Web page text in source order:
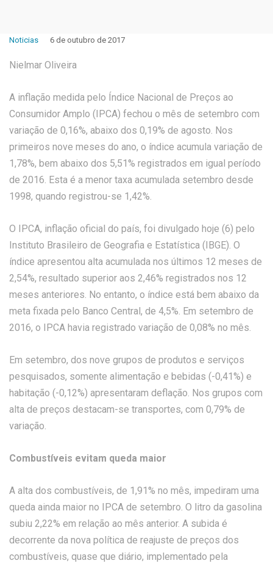
Noticias 6 de outubro de 2017
Nielmar Oliveira
A inflação medida pelo Índice Nacional de Preços ao
Consumidor Amplo (IPCA) fechou o mês de setembro com
variação de 0,16%, abaixo dos 0,19% de agosto. Nos
primeiros nove meses do ano, o índice acumula variação de
1,78%, bem abaixo dos 5,51% registrados em igual período
de 2016. Esta é a menor taxa acumulada setembro desde
1998, quando registrou-se 1,42%.
O IPCA, inflação oficial do país, foi divulgado hoje (6) pelo
Instituto Brasileiro de Geografia e Estatística (IBGE). O
índice apresentou alta acumulada nos últimos 12 meses de
2,54%, resultado superior aos 2,46% registrados nos 12
meses anteriores. No entanto, o índice está bem abaixo da
meta fixada pelo Banco Central, de 4,5%. Em setembro de
2016, o IPCA havia registrado variação de 0,08% no mês.
Em setembro, dos nove grupos de produtos e serviços
pesquisados, somente alimentação e bebidas (-0,41%) e
habitação (-0,12%) apresentaram deflação. Nos grupos com
alta de preços destacam-se transportes, com 0,79% de
variação.
Combustíveis evitam queda maior
A alta dos combustíveis, de 1,91% no mês, impediram uma
queda ainda maior no IPCA de setembro. O litro da gasolina
subiu 2,22% em relação ao mês anterior. A subida é
decorrente da nova política de reajuste de preços dos
combustíveis, quase que diário, implementado pela